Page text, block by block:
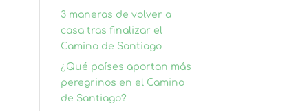
3 maneras de volver a
casa tras finalizar el
Camino de Santiago
¿Qué países aportan más
peregrinos en el Camino
de Santiago?